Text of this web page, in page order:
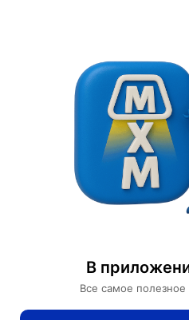
В
Все самое полезное
Категории
CHIMES 60*23,